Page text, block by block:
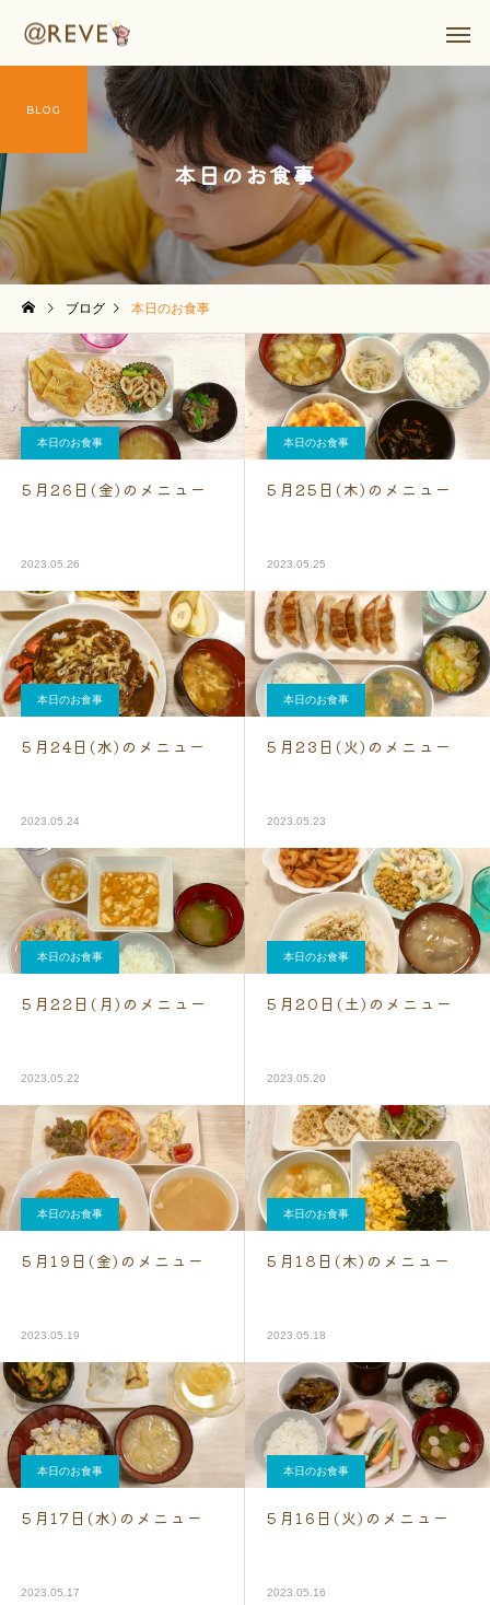
本日のお食事
BLOG
ブログ 本日のお食事
本日のお食事
5月26日(金)のメニュー
2023.05.26
本日のお食事
5月25日(木)のメニュー
2023.05.25
本日のお食事
5月24日(水)のメニュー
2023.05.24
本日のお食事
5月23日(火)のメニュー
2023.05.23
本日のお食事
5月22日(月)のメニュー
2023.05.22
本日のお食事
5月20日(土)のメニュー
2023.05.20
本日のお食事
5月19日(金)のメニュー
2023.05.19
本日のお食事
5月18日(木)のメニュー
2023.05.18
本日のお食事
5月17日(水)のメニュー
2023.05.17
本日のお食事
5月16日(火)のメニュー
2023.05.16